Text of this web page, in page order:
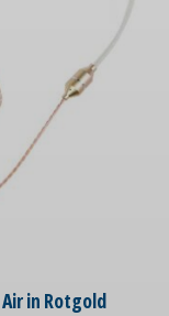
in Rotgold